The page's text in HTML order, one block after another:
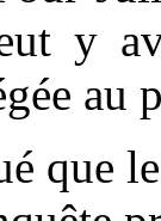
y
au
que